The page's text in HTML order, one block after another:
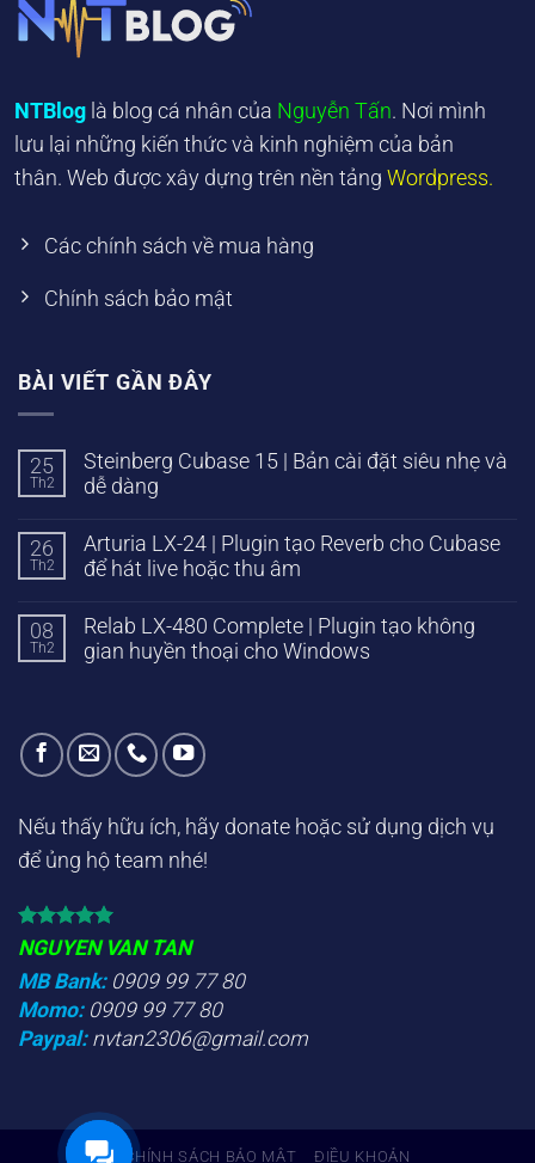
NTBlog là blog cá nhân của Nguyễn Tấn. Nơi mình
lưu lại những kiến thức và kinh nghiệm của bản
thân. Web được xây dựng trên nền tảng Wordpress.
Các chính sách về mua hàng
Chính sách bảo mật
BÀI VIẾT GẦN ĐÂY
25
Th2
Steinberg Cubase 15 | Bản cài đặt siêu nhẹ và
dễ dàng
26
Th2
Arturia LX-24 | Plugin tạo Reverb cho Cubase
để hát live hoặc thu âm
08
Th2
Relab LX-480 Complete | Plugin tạo không
gian huyền thoại cho Windows
Nếu thấy hữu ích, hãy donate hoặc sử dụng dịch vụ
để ủng hộ team nhé!
NGUYEN VAN TAN
MB Bank:0909 99 77 80
Momo:0909 99 77 80
Paypal:nvtan2306@gmail.com
CHÍNH SÁCH BẢO MẬT ĐIỀU KHOẢN